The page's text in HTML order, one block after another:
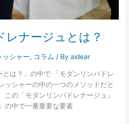
レナージュとは？
ッシャー, コラム / Byaidear
は？」の中で 「モダンリンパドレ
ッシャーの中の一つのメソッドだと
この「モダンリンパドレナージュ」
の中で一番重要な要素